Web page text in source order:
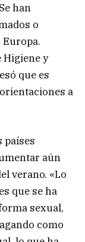
han
o
Europa.
Higiene y
que es
a
países
aún
verano. «Lo
que se ha
sexual,
como